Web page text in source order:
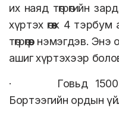
их наяд төгрөгийн
хүртэх өгөөж 4
төгрөгөөр нэмэгдэв.
ашиг хүртэхээр
· Говьд 1500
Бортээгийн ордын